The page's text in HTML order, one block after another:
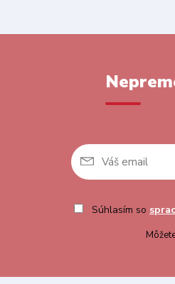
Súhlasím so